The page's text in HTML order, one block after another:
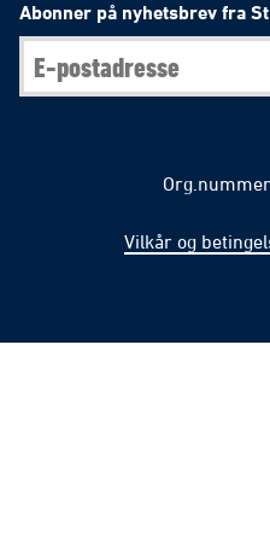
Abonner på nyhetsbrev fra
Vilkår og